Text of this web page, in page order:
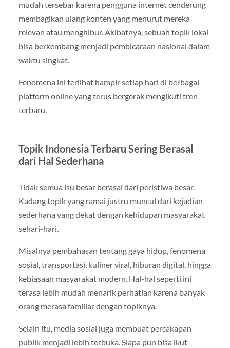
mudah tersebar karena pengguna internet cenderung
membagikan ulang konten yang menurut mereka
relevan atau menghibur. Akibatnya, sebuah topik lokal
bisa berkembang menjadi pembicaraan nasional dalam
waktu singkat.
Fenomena ini terlihat hampir setiap hari di berbagai
platform online yang terus bergerak mengikuti tren
terbaru.
Topik Indonesia Terbaru Sering Berasal
dari Hal Sederhana
Tidak semua isu besar berasal dari peristiwa besar.
Kadang topik yang ramai justru muncul dari kejadian
sederhana yang dekat dengan kehidupan masyarakat
sehari-hari.
Misalnya pembahasan tentang gaya hidup, fenomena
sosial, transportasi, kuliner viral, hiburan digital, hingga
kebiasaan masyarakat modern. Hal-hal seperti ini
terasa lebih mudah menarik perhatian karena banyak
orang merasa familiar dengan topiknya.
Selain itu, media sosial juga membuat percakapan
publik menjadi lebih terbuka. Siapa pun bisa ikut